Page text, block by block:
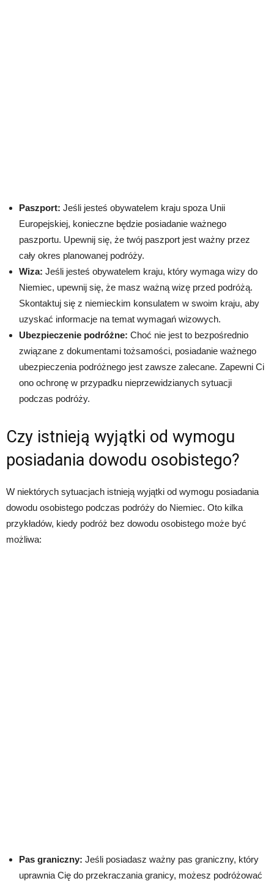
Paszport: Jeśli jesteś obywatelem kraju spoza Unii
Europejskiej, konieczne będzie posiadanie ważnego
paszportu. Upewnij się, że twój paszport jest ważny przez
cały okres planowanej podróży.
Wiza: Jeśli jesteś obywatelem kraju, który wymaga wizy do
Niemiec, upewnij się, że masz ważną wizę przed podróżą.
Skontaktuj się z niemieckim konsulatem w swoim kraju, aby
uzyskać informacje na temat wymagań wizowych.
Ubezpieczenie podróżne: Choć nie jest to bezpośrednio
związane z dokumentami tożsamości, posiadanie ważnego
ubezpieczenia podróżnego jest zawsze zalecane. Zapewni Ci
ono ochronę w przypadku nieprzewidzianych sytuacji
podczas podróży.
Czy istnieją wyjątki od wymogu
posiadania dowodu osobistego?
W niektórych sytuacjach istnieją wyjątki od wymogu posiadania
dowodu osobistego podczas podróży do Niemiec. Oto kilka
przykładów, kiedy podróż bez dowodu osobistego może być
możliwa:
Pas graniczny: Jeśli posiadasz ważny pas graniczny, który
uprawnia Cię do przekraczania granicy, możesz podróżować